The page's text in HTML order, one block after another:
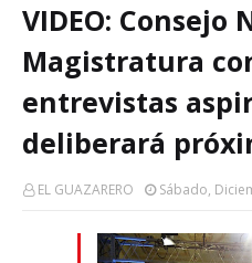
VIDEO: Consejo
Magistratura
entrevistas
deliberará
EL GUAZARERO Sábado,